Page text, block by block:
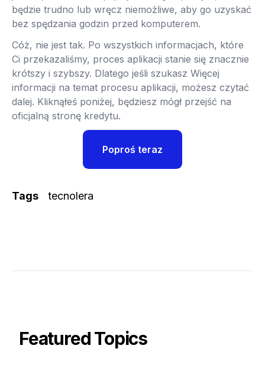
będzie trudno lub wręcz niemożliwe, aby go uzyskać
bez spędzania godzin przed komputerem.
Cóż, nie jest tak. Po wszystkich informacjach, które
Ci przekazaliśmy, proces aplikacji stanie się znacznie
krótszy i szybszy. Dlatego jeśli szukasz Więcej
informacji na temat procesu aplikacji, możesz czytać
dalej. Kliknąłeś poniżej, będziesz mógł przejść na
oficjalną stronę kredytu.
Poproś teraz
Tags tecnolera
Featured Topics